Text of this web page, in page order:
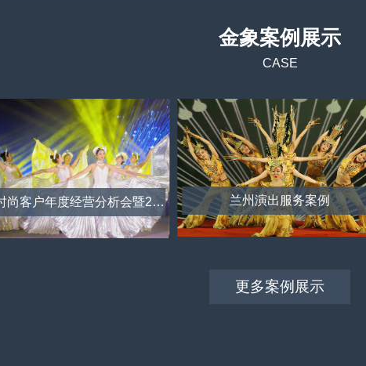
金象案例展示
CASE
华越时尚客户年度经营分析会暨2026年度战略规划会议 兰州演出服务案例
更多案例展示